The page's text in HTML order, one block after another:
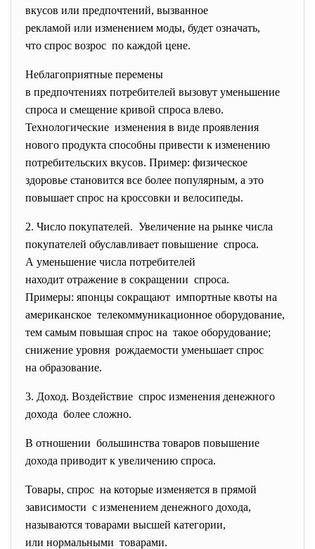
вкусов или предпочтений, вызванное
рекламой или изменением моды, будет означать,
что спрос возрос по каждой цене.
Неблагоприятные перемены
в предпочтениях потребителей вызовут уменьшение
спроса и смещение кривой спроса влево.
Технологические изменения в виде проявления
нового продукта способны привести к изменению
потребительских вкусов. Пример: физическое
здоровье становится все более популярным, а это
повышает спрос на кроссовки и велосипеды.
2. Число покупателей. Увеличение на рынке числа
покупателей обуславливает повышение спроса.
А уменьшение числа потребителей
находит отражение в сокращении спроса.
Примеры: японцы сокращают импортные квоты на
американское телекоммуникационное оборудование,
тем самым повышая спрос на такое оборудование;
снижение уровня рождаемости уменьшает спрос
на образование.
3. Доход. Воздействие спрос изменения денежного
дохода более сложно.
В отношении большинства товаров повышение
дохода приводит к увеличению спроса.
Товары, спрос на которые изменяется в прямой
зависимости с изменением денежного дохода,
называются товарами высшей категории,
или нормальными товарами.